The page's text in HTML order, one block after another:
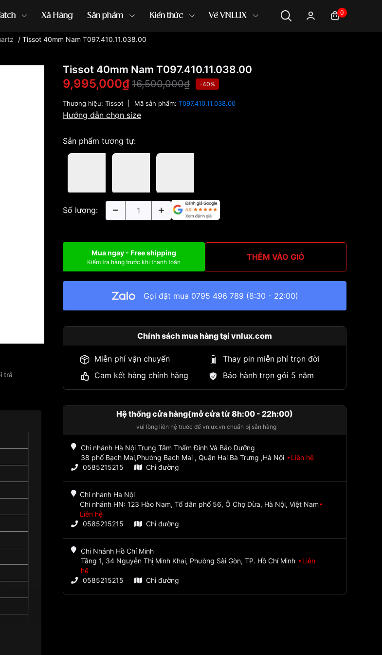
Xả Hàng Sản phẩm Kiến thức Về VNLUX 0
hồ Orient ...
/ Tissot 40mm Nam T097.410.11.038.00
trả
Tissot 40mm Nam T097.410.11.038.00
9,995,000₫ 16,500,000₫ -40%
Thương hiệu: Tissot Mã sản phẩm: T097.410.11.038.00
Hướng dẫn chọn size
Sản phẩm tương tự:
Số lượng:
Mua ngay - Free shipping
Kiểm tra hàng trước khi thanh toán THÊM VÀO GIỎ
Gọi đặt mua 0795 496 789 (8:30 - 22:00)
Chính sách mua hàng tại vnlux.com
Miễn phí vận chuyển
Thay pin miễn phí trọn đời
Cam kết hàng chính hãng
Bảo hành trọn gói 5 năm
Hệ thống cửa hàng(mở cửa từ 8h:00 - 22h:00)
vui lòng liên hệ trước để vnlux.vn chuẩn bị sẵn hàng
Chi nhánh Hà Nội Trung Tâm Thẩm Định Và Bảo Dưỡng
38 phố Bạch Mai,Phường Bạch Mai , Quận Hai Bà Trưng ,Hà Nội
Liên hệ
0585215215
Chỉ đường
Chi nhánh Hà Nội
Chi nhánh HN: 123 Hào Nam, Tổ dân phố 56, Ô Chợ Dừa, Hà Nội, Việt Nam
Liên hệ
0585215215
Chỉ đường
Chi Nhánh Hồ Chí Minh
Tầng 1, 34 Nguyễn Thị Minh Khai, Phường Sài Gòn, TP. Hồ Chí Minh
Liên
hệ
0585215215
Chỉ đường